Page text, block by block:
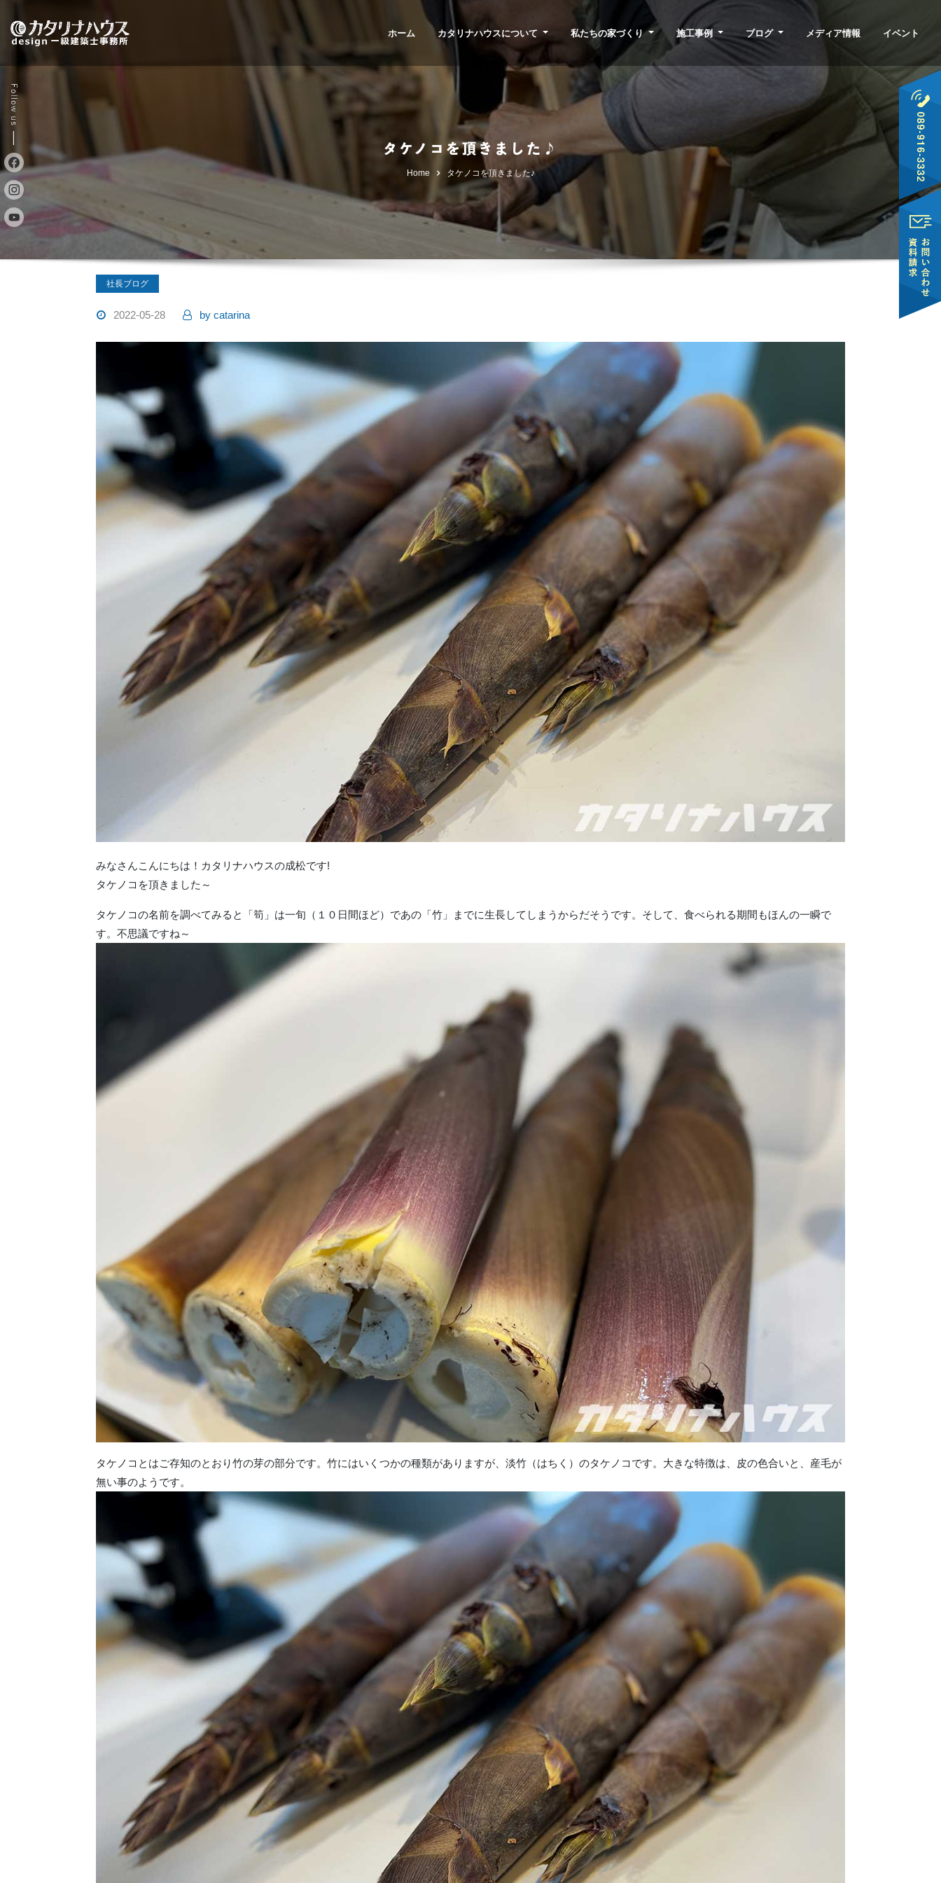
content
ホーム カタリナハウスについて 私たちの家づくり 施工事例 ブログ メディア情報 イベント
タケノコを頂きました♪
Home タケノコを頂きました♪
社長ブログ
2022-05-28 by catarina
みなさんこんにちは！カタリナハウスの成松です!
タケノコを頂きました～
タケノコの名前を調べてみると「筍」は一旬（１０日間ほど）であの「竹」までに生長してしまうからだそうです。そして、食べられる期間もほんの一瞬で
す。不思議ですね～
タケノコとはご存知のとおり竹の芽の部分です。竹にはいくつかの種類がありますが、淡竹（はちく）のタケノコです。大きな特徴は、皮の色合いと、産毛が
無い事のようです。